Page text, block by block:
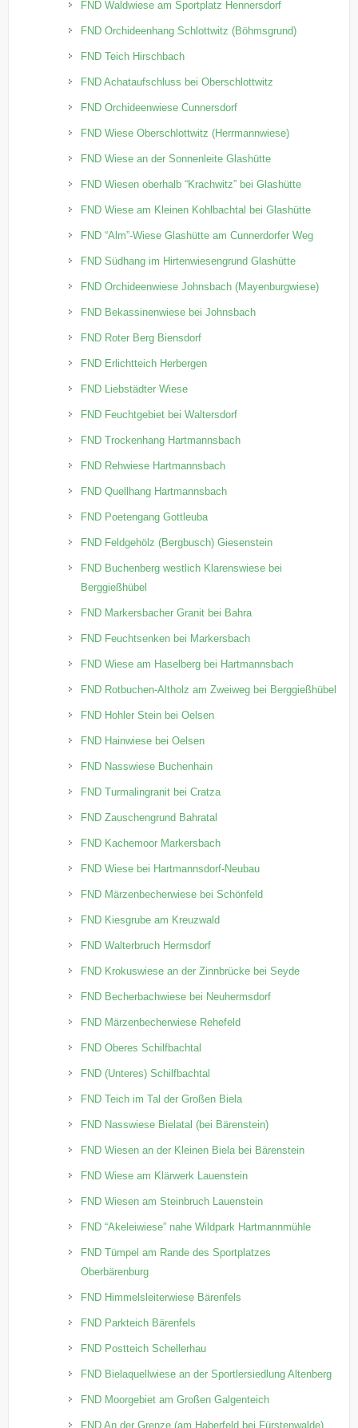
FND Waldwiese am Sportplatz Hennersdorf
FND Orchideenhang Schlottwitz (Böhmsgrund)
FND Teich Hirschbach
FND Achataufschluss bei Oberschlottwitz
FND Orchideenwiese Cunnersdorf
FND Wiese Oberschlottwitz (Herrmannwiese)
FND Wiese an der Sonnenleite Glashütte
FND Wiesen oberhalb “Krachwitz” bei Glashütte
FND Wiese am Kleinen Kohlbachtal bei Glashütte
FND “Alm”-Wiese Glashütte am Cunnerdorfer Weg
FND Südhang im Hirtenwiesengrund Glashütte
FND Orchideenwiese Johnsbach (Mayenburgwiese)
FND Bekassinenwiese bei Johnsbach
FND Roter Berg Biensdorf
FND Erlichtteich Herbergen
FND Liebstädter Wiese
FND Feuchtgebiet bei Waltersdorf
FND Trockenhang Hartmannsbach
FND Rehwiese Hartmannsbach
FND Quellhang Hartmannsbach
FND Poetengang Gottleuba
FND Feldgehölz (Bergbusch) Giesenstein
FND Buchenberg westlich Klarenswiese bei
Berggießhübel
FND Markersbacher Granit bei Bahra
FND Feuchtsenken bei Markersbach
FND Wiese am Haselberg bei Hartmannsbach
FND Rotbuchen-Altholz am Zweiweg bei Berggießhübel
FND Hohler Stein bei Oelsen
FND Hainwiese bei Oelsen
FND Nasswiese Buchenhain
FND Turmalingranit bei Cratza
FND Zauschengrund Bahratal
FND Kachemoor Markersbach
FND Wiese bei Hartmannsdorf-Neubau
FND Märzenbecherwiese bei Schönfeld
FND Kiesgrube am Kreuzwald
FND Walterbruch Hermsdorf
FND Krokuswiese an der Zinnbrücke bei Seyde
FND Becherbachwiese bei Neuhermsdorf
FND Märzenbecherwiese Rehefeld
FND Oberes Schilfbachtal
FND (Unteres) Schilfbachtal
FND Teich im Tal der Großen Biela
FND Nasswiese Bielatal (bei Bärenstein)
FND Wiesen an der Kleinen Biela bei Bärenstein
FND Wiese am Klärwerk Lauenstein
FND Wiesen am Steinbruch Lauenstein
FND “Akeleiwiese” nahe Wildpark Hartmannmühle
FND Tümpel am Rande des Sportplatzes
Oberbärenburg
FND Himmelsleiterwiese Bärenfels
FND Parkteich Bärenfels
FND Postteich Schellerhau
FND Bielaquellwiese an der Sportlersiedlung Altenberg
FND Moorgebiet am Großen Galgenteich
FND An der Grenze (am Haberfeld bei Fürstenwalde)